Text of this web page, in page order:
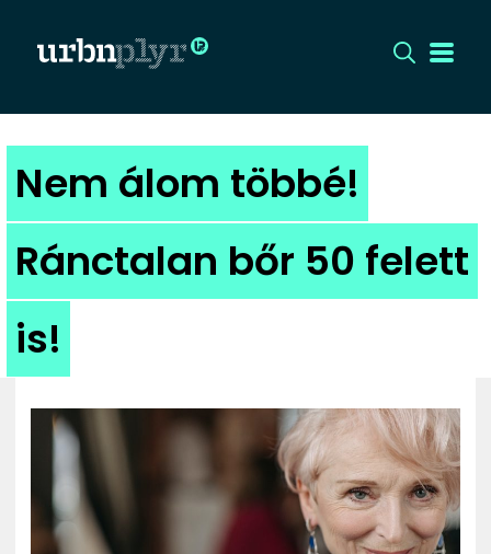
CÍMLAP
DIZÁJN
DIVAT
KULT
UTCA
ZENE
Nem álom többé!
Ránctalan bőr 50 felett
is!